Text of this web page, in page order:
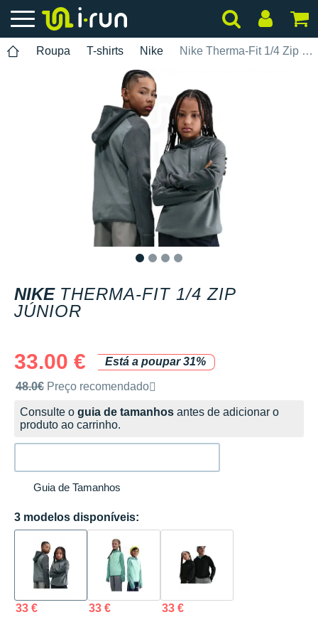
Roupa T-shirts Nike Nike Therma-Fit 1/4 Zip Júnior
NIKE THERMA-FIT 1/4 ZIP
JÚNIOR
33.00 €
Está a poupar 31%
Preço de venda recomendado pela marca
48.0€ Preço recomendado
Consulte o guia de tamanhos antes de adicionar o
produto ao carrinho.
Guia de Tamanhos
3 modelos disponíveis:
33 € 33 € 33 €